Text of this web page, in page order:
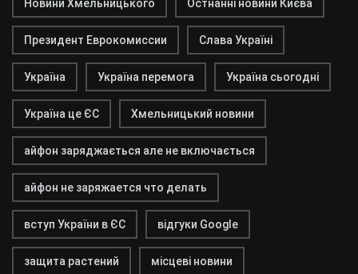
Новини Хмельницького Остнанні новини Києва
Президент Еврокомиссии Слава Україні
Україна Україна перемога Україна сьогодні
Україна це ЄС Хмельницький новини
айфон заряджається але не включається
айфон не заряжается что делать
вступ України в ЄС відгуки Google
защита растений місцеві новини